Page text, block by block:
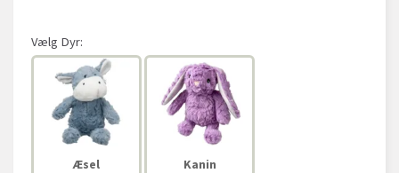
Vælg Dyr:
Æsel Kanin